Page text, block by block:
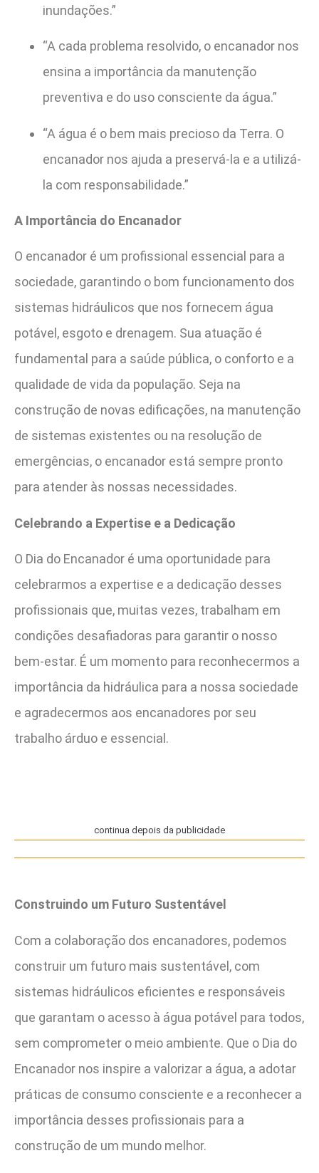
inundações.”
“A cada problema resolvido, o encanador nos
ensina a importância da manutenção
preventiva e do uso consciente da água.”
“A água é o bem mais precioso da Terra. O
encanador nos ajuda a preservá-la e a utilizá-
la com responsabilidade.”
A Importância do Encanador
O encanador é um profissional essencial para a
sociedade, garantindo o bom funcionamento dos
sistemas hidráulicos que nos fornecem água
potável, esgoto e drenagem. Sua atuação é
fundamental para a saúde pública, o conforto e a
qualidade de vida da população. Seja na
construção de novas edificações, na manutenção
de sistemas existentes ou na resolução de
emergências, o encanador está sempre pronto
para atender às nossas necessidades.
Celebrando a Expertise e a Dedicação
O Dia do Encanador é uma oportunidade para
celebrarmos a expertise e a dedicação desses
profissionais que, muitas vezes, trabalham em
condições desafiadoras para garantir o nosso
bem-estar. É um momento para reconhecermos a
importância da hidráulica para a nossa sociedade
e agradecermos aos encanadores por seu
trabalho árduo e essencial.
continua depois da publicidade
Construindo um Futuro Sustentável
Com a colaboração dos encanadores, podemos
construir um futuro mais sustentável, com
sistemas hidráulicos eficientes e responsáveis
que garantam o acesso à água potável para todos,
sem comprometer o meio ambiente. Que o Dia do
Encanador nos inspire a valorizar a água, a adotar
práticas de consumo consciente e a reconhecer a
importância desses profissionais para a
construção de um mundo melhor.